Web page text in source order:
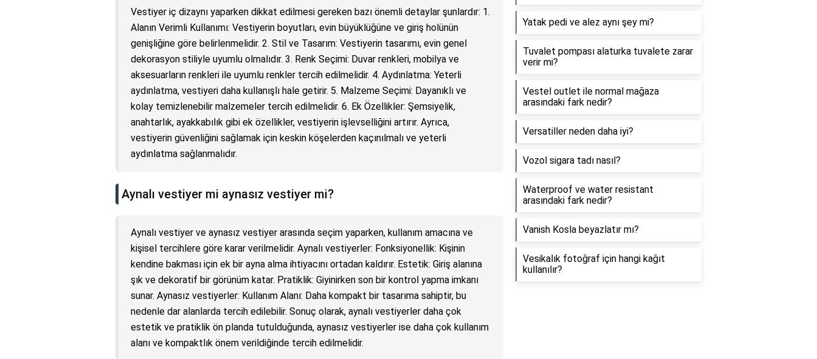
Vestiyer iç dizaynı yaparken dikkat edilmesi gereken bazı önemli detaylar şunlardır: 1.
Alanın Verimli Kullanımı: Vestiyerin boyutları, evin büyüklüğüne ve giriş holünün
genişliğine göre belirlenmelidir. 2. Stil ve Tasarım: Vestiyerin tasarımı, evin genel
dekorasyon stiliyle uyumlu olmalıdır. 3. Renk Seçimi: Duvar renkleri, mobilya ve
aksesuarların renkleri ile uyumlu renkler tercih edilmelidir. 4. Aydınlatma: Yeterli
aydınlatma, vestiyeri daha kullanışlı hale getirir. 5. Malzeme Seçimi: Dayanıklı ve
kolay temizlenebilir malzemeler tercih edilmelidir. 6. Ek Özellikler: Şemsiyelik,
anahtarlık, ayakkabılık gibi ek özellikler, vestiyerin işlevselliğini artırır. Ayrıca,
vestiyerin güvenliğini sağlamak için keskin köşelerden kaçınılmalı ve yeterli
aydınlatma sağlanmalıdır.
Aynalı vestiyer mi aynasız vestiyer mi?
Aynalı vestiyer ve aynasız vestiyer arasında seçim yaparken, kullanım amacına ve
kişisel tercihlere göre karar verilmelidir. Aynalı vestiyerler: Fonksiyonellik: Kişinin
kendine bakması için ek bir ayna alma ihtiyacını ortadan kaldırır. Estetik: Giriş alanına
şık ve dekoratif bir görünüm katar. Pratiklik: Giyinirken son bir kontrol yapma imkanı
sunar. Aynasız vestiyerler: Kullanım Alanı: Daha kompakt bir tasarıma sahiptir, bu
nedenle dar alanlarda tercih edilebilir. Sonuç olarak, aynalı vestiyerler daha çok
estetik ve pratiklik ön planda tutulduğunda, aynasız vestiyerler ise daha çok kullanım
alanı ve kompaktlık önem verildiğinde tercih edilmelidir.
Yatak pedi ve alez aynı şey mi?
Tuvalet pompası alaturka tuvalete zarar
verir mi?
Vestel outlet ile normal mağaza
arasındaki fark nedir?
Versatiller neden daha iyi?
Vozol sigara tadı nasıl?
Waterproof ve water resistant
arasındaki fark nedir?
Vanish Kosla beyazlatır mı?
Vesikalık fotoğraf için hangi kağıt
kullanılır?